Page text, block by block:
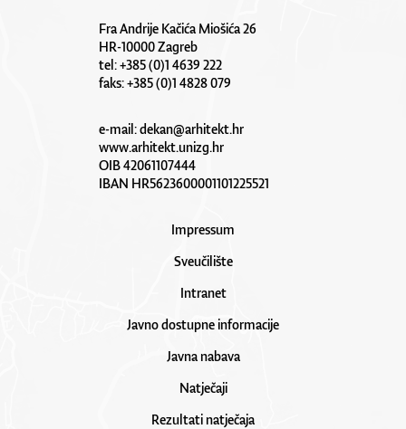
Fra Andrije Kačića Miošića 26
HR-10000 Zagreb
tel: +385 (0)1 4639 222
faks: +385 (0)1 4828 079
e-mail:dekan@arhitekt.hr
www.arhitekt.unizg.hr
OIB 42061107444
IBAN HR5623600001101225521
Impressum
Sveučilište
Intranet
Javno dostupne informacije
Javna nabava
Natječaji
Rezultati natječaja